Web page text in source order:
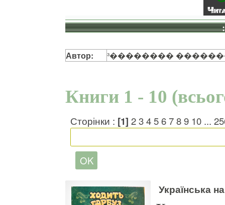
Автор: ³��������
Книги 1 - 10
Сторінки : [1] 23456789 10 ...
Українська